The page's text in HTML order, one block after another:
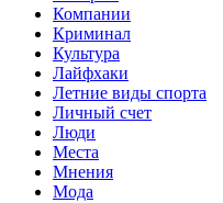
Компании
Криминал
Культура
Лайфхаки
Летние виды спорта
Личный счет
Люди
Места
Мнения
Мода